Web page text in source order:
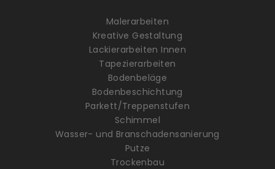
Malerarbeiten
Kreative Gestaltung
Lackierarbeiten Innen
Tapezierarbeiten
Bodenbeläge
Bodenbeschichtung
Parkett/Treppenstufen
Schimmel
Wasser- und Branschadensanierung
Putze
Trockenbau